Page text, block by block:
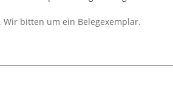
bitten um ein Belegexemplar.